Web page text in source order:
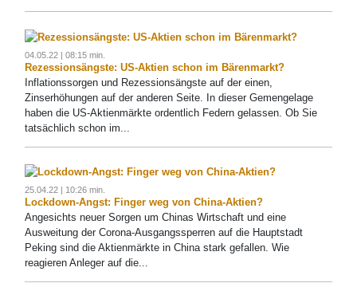
04.05.22 | 08:15 min.
Rezessionsängste: US-Aktien schon im Bärenmarkt?
Inflationssorgen und Rezessionsängste auf der einen,
Zinserhöhungen auf der anderen Seite. In dieser Gemengelage
haben die US-Aktienmärkte ordentlich Federn gelassen. Ob Sie
tatsächlich schon im...
25.04.22 | 10:26 min.
Lockdown-Angst: Finger weg von China-Aktien?
Angesichts neuer Sorgen um Chinas Wirtschaft und eine
Ausweitung der Corona-Ausgangssperren auf die Hauptstadt
Peking sind die Aktienmärkte in China stark gefallen. Wie
reagieren Anleger auf die...